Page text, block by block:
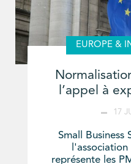
EUROPE &
l’appel à
17
Small Business
représente les